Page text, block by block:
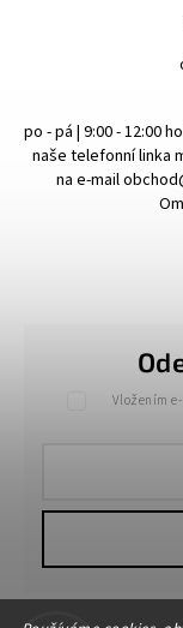
Vložením
po - pá | 9:00 - 12:00
naše telefonní linka
na e-mail